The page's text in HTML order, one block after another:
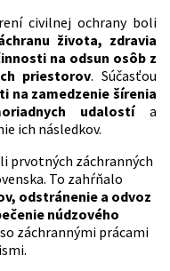
civilnej ochrany boli
života, zdravia
na odsun osôb z
priestorov. Súčasťou
na zamedzenie šírenia
udalostía
ich následkov.
prvotných záchranných
To zahŕňalo
odstránenie a odvoz
núdzového
záchrannými prácami